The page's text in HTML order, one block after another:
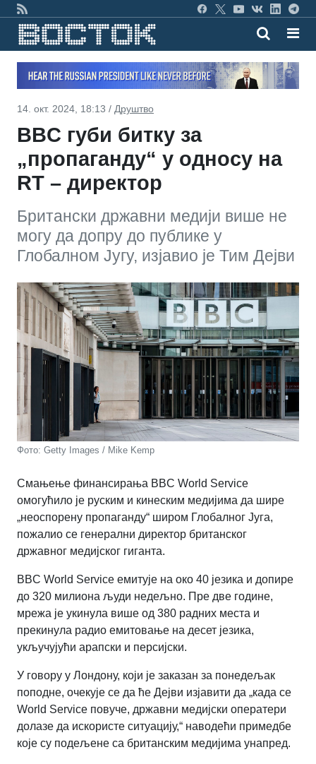
14. окт. 2024, 18:13 / Друштво
BBC губи битку за
„пропаганду“ у односу на
RT – директор
Британски државни медији више не
могу да допру до публике у
Глобалном Југу, изјавио је Тим Дејви
Фото: Getty Images / Mike Kemp
Смањење финансирања BBC World Service
омогућило је руским и кинеским медијима да шире
„неоспорену пропаганду“ широм Глобалног Југа,
пожалио се генерални директор британског
државног медијског гиганта.
BBC World Service емитује на око 40 језика и допире
до 320 милиона људи недељно. Пре две године,
мрежа је укинула више од 380 радних места и
прекинула радио емитовање на десет језика,
укључујући арапски и персијски.
У говору у Лондону, који је заказан за понедељак
поподне, очекује се да ће Дејви изјавити да „када се
World Service повуче, државни медијски оператери
долазе да искористе ситуацију,“ наводећи примедбе
које су подељене са британским медијима унапред.